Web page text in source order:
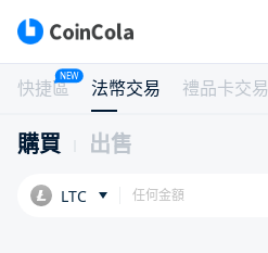
快捷區
NEW
法幣交易 禮品卡交易
購買 出售
LTC